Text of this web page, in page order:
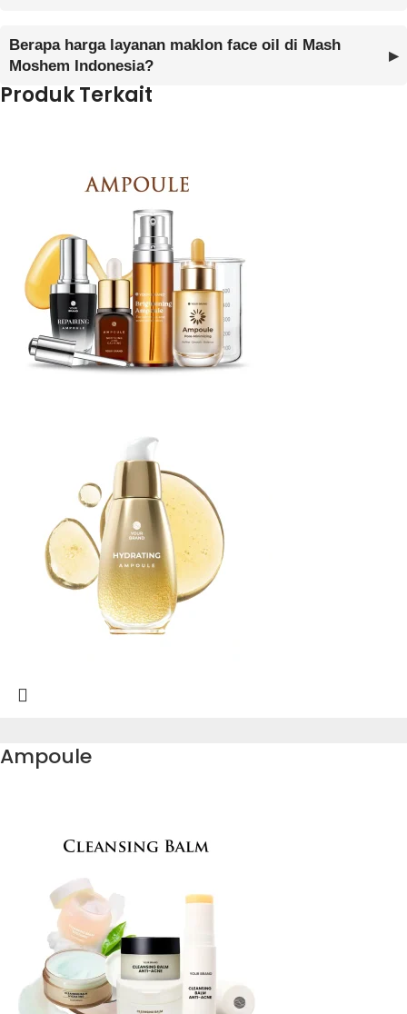
Berapa harga layanan maklon face oil di Mash
Moshem Indonesia?
Produk Terkait
Ampoule